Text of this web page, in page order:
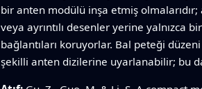
bir anten modülü inşa etmiş
veya ayrıntılı desenler yerine
bağlantıları koruyorlar. Bal peteği
şekilli anten dizilerine uyarlanabilir; bu